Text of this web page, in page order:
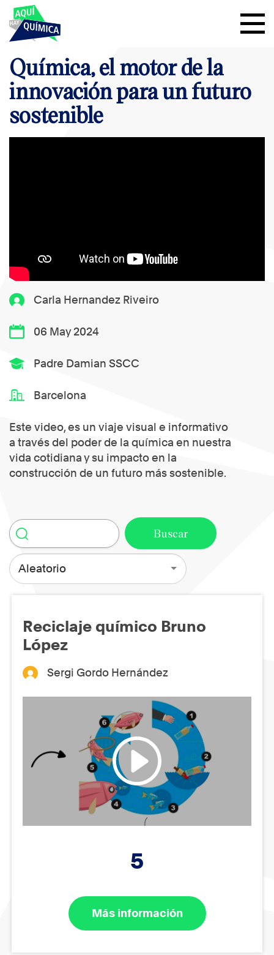
Carla Hernandez Riveiro
06 May 2024
Padre Damian SSCC
Barcelona
Este video, es un viaje visual e informativo
a través del poder de la química en nuestra
vida cotidiana y su impacto en la
construcción de un futuro más sostenible.
Química, el motor de la
innovación para un futuro
sostenible
Aleatorio
Reciclaje químico Bruno
López
Sergi Gordo Hernández
5
Más información